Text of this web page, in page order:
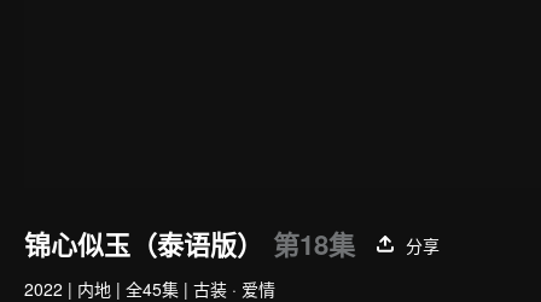
锦心似玉（泰语版） 第18集
分享
2022 | 内地 | 全45集 | 古装 · 爱情